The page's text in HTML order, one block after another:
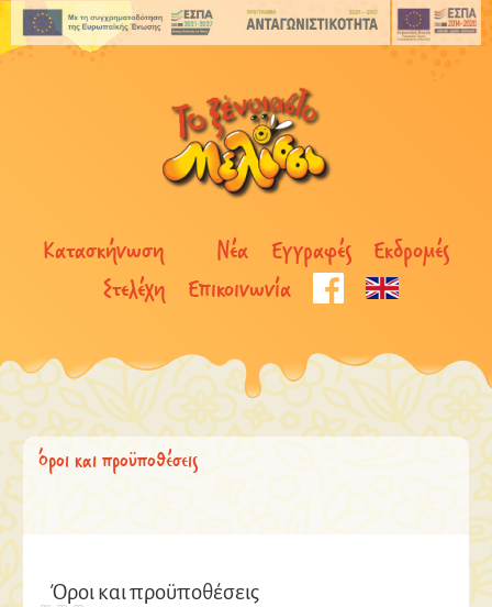
Κατασκήνωση Νέα Εγγραφές Εκδρομές
Στελέχη
Επικοινωνία
Όροι και προϋποθέσεις
Όροι και προϋποθέσεις